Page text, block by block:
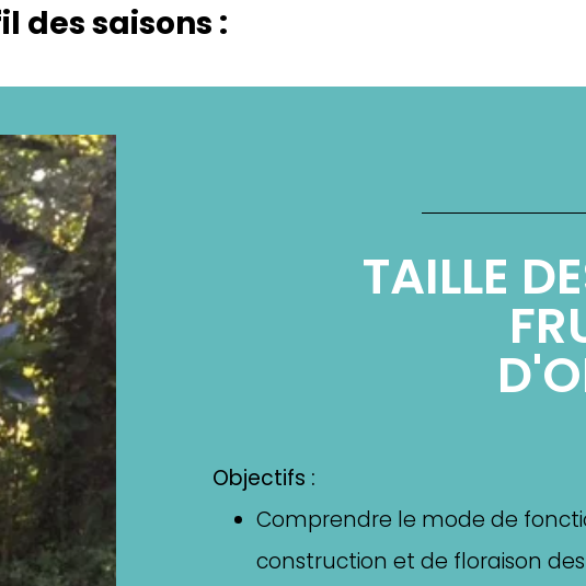
des saisons :
TAILLE
Objectifs :
Comprendre le mode de
construction et de floraison